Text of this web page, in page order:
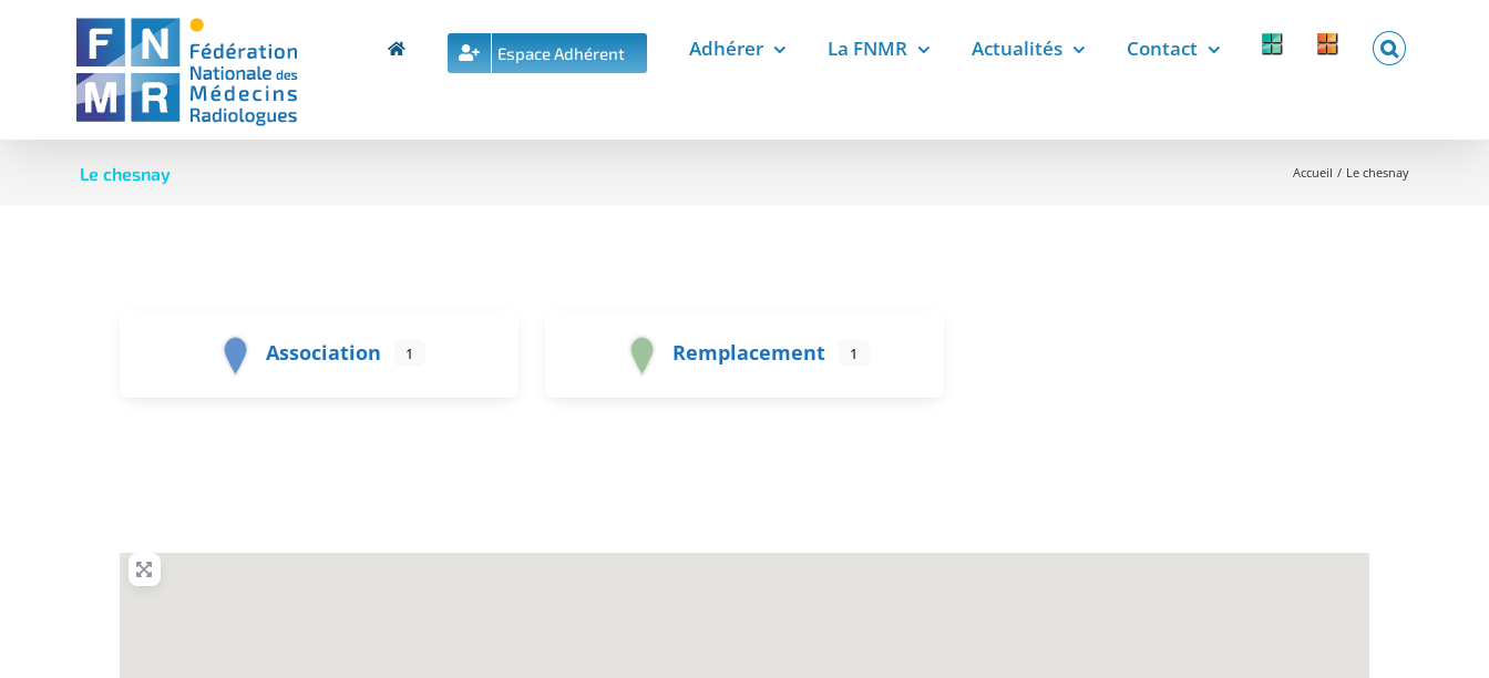
Espace Adhérent Adhérer La FNMR Actualités Contact ForcomedLabelix
Le chesnay Accueil Le chesnay
Association 1 Remplacement 1